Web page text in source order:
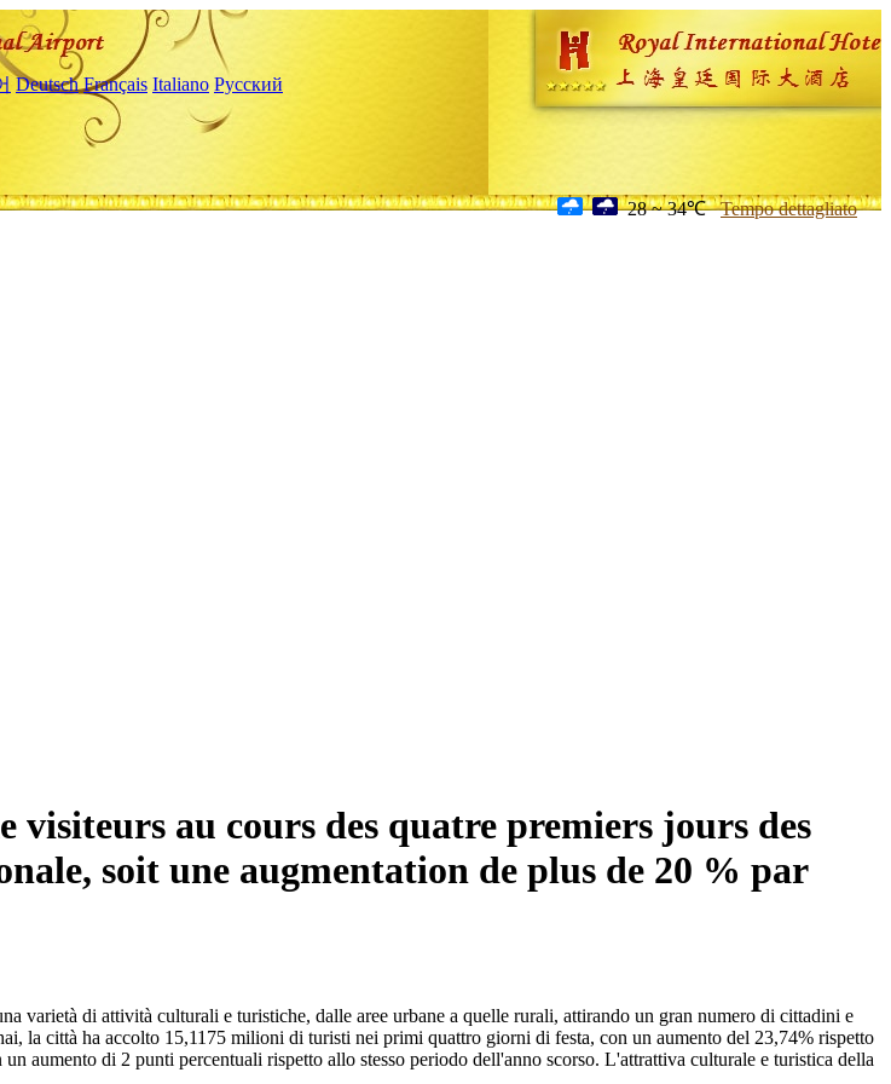
Deutsch Français Italiano Русский
28 ~ 34℃ Tempo dettagliato
visiteurs au cours des quatre premiers jours des
soit une augmentation de plus de 20 % par
varietà di attività culturali e turistiche, dalle aree urbane a quelle rurali, attirando un gran numero di cittadini e
la città ha accolto 15,1175 milioni di turisti nei primi quattro giorni di festa, con un aumento del 23,74% rispetto
aumento di 2 punti percentuali rispetto allo stesso periodo dell'anno scorso. L'attrattiva culturale e turistica della